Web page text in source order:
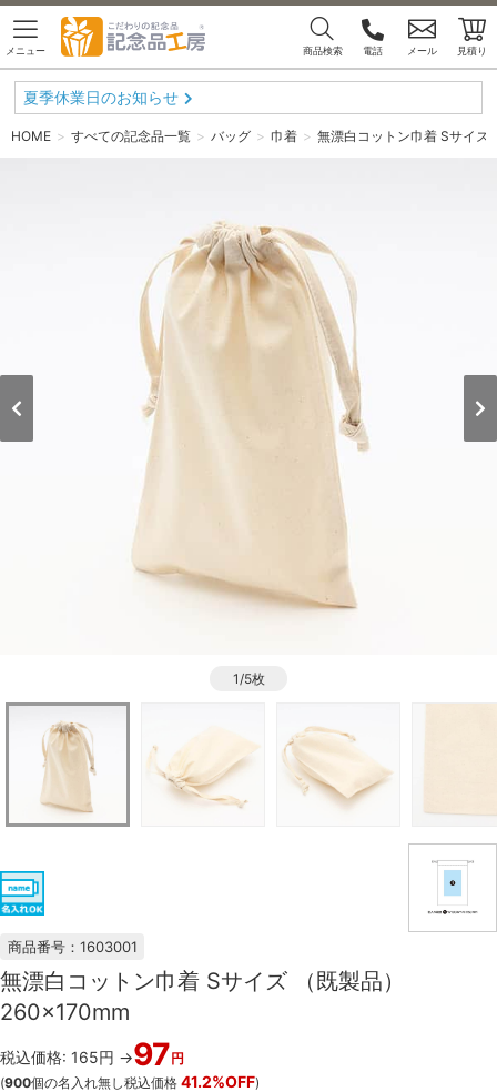
メニュー 商品検索 電話 メール 見積り
夏季休業日のお知らせ
HOME すべての記念品一覧 バッグ 巾着 無漂白コットン巾着 Sサイ
1/5枚
商品番号：1603001
無漂白コットン巾着 Sサイズ （既製品）
260×170mm
税込価格: 165円 →97円
(900個の名入れ無し税込価格 41.2%OFF)